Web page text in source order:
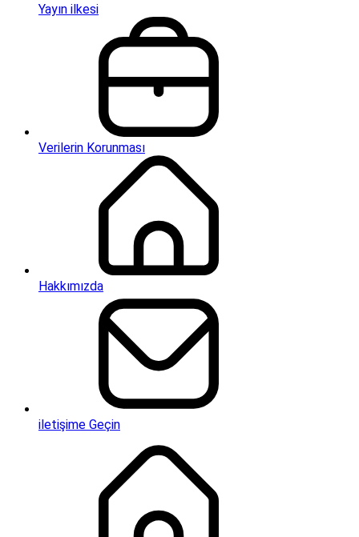
Yayın ilkesi
Verilerin Korunması
Hakkımızda
iletişime Geçin